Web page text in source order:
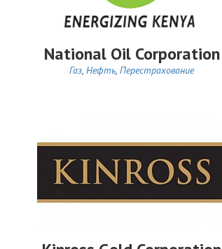
National Oil Corporation
Газ, Нефть, Перестрахование